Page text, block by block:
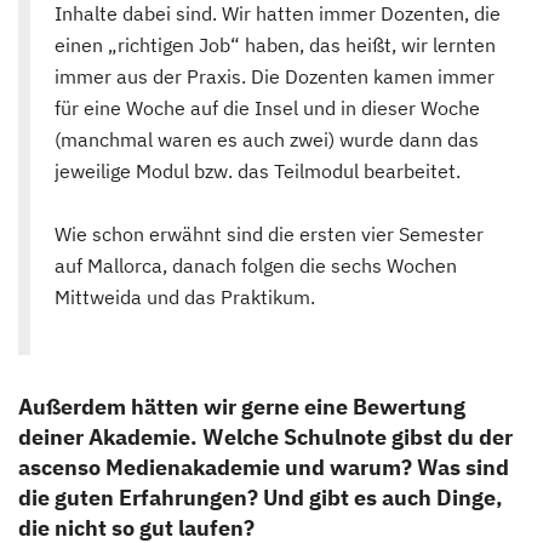
Inhalte dabei sind. Wir hatten immer Dozenten, die
einen „richtigen Job“ haben, das heißt, wir lernten
immer aus der Praxis. Die Dozenten kamen immer
für eine Woche auf die Insel und in dieser Woche
(manchmal waren es auch zwei) wurde dann das
jeweilige Modul bzw. das Teilmodul bearbeitet.
Wie schon erwähnt sind die ersten vier Semester
auf Mallorca, danach folgen die sechs Wochen
Mittweida und das Praktikum.
Außerdem hätten wir gerne eine Bewertung
deiner Akademie. Welche Schulnote gibst du der
ascenso Medienakademie und warum? Was sind
die guten Erfahrungen? Und gibt es auch Dinge,
die nicht so gut laufen?